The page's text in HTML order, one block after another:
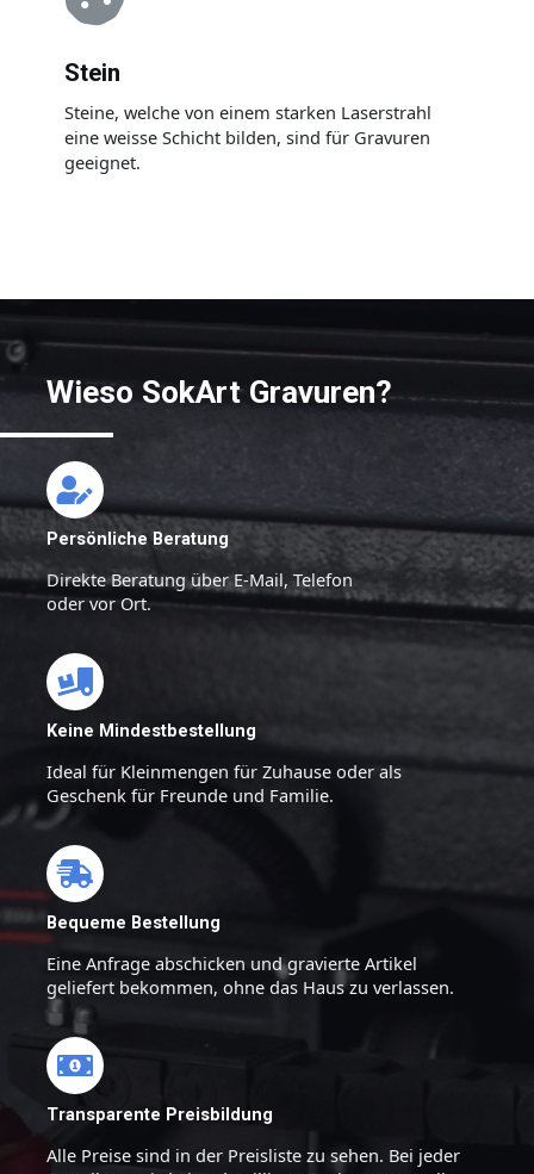
Stein
Steine, welche von einem starken Laserstrahl
eine weisse Schicht bilden, sind für Gravuren
geeignet.
Wieso SokArt Gravuren?
Persönliche Beratung
Direkte Beratung über E-Mail, Telefon
oder vor Ort.
Keine Mindestbestellung
Ideal für Kleinmengen für Zuhause oder als
Geschenk für Freunde und Familie.
Bequeme Bestellung
Eine Anfrage abschicken und gravierte Artikel
geliefert bekommen, ohne das Haus zu verlassen.
Transparente Preisbildung
Alle Preise sind in der Preisliste zu sehen. Bei jeder